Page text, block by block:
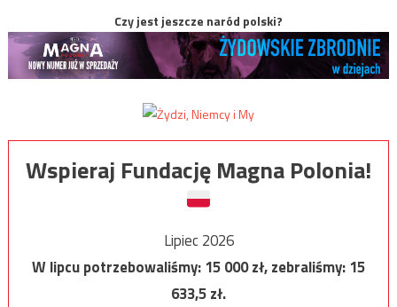
Czy jest jeszcze naród polski?
Wspieraj Fundację Magna Polonia!
Lipiec 2026
W lipcu potrzebowaliśmy:15 000zł, zebraliśmy:15
633,5zł.